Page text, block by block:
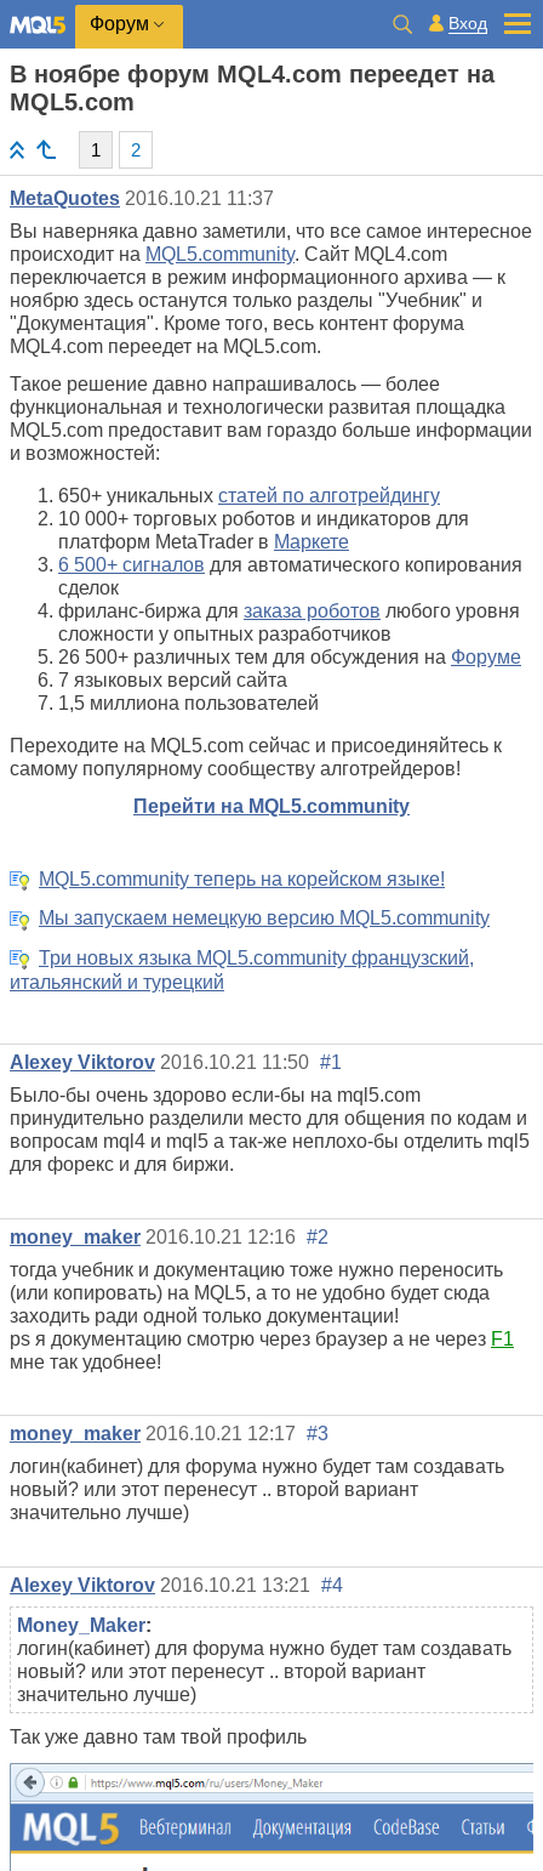
Форум Вход
В ноябре форум MQL4.com переедет на
MQL5.com
1 2
MetaQuotes 2016.10.21 11:37
Вы наверняка давно заметили, что все самое интересное
происходит на MQL5.community. Сайт MQL4.com
переключается в режим информационного архива — к
ноябрю здесь останутся только разделы "Учебник" и
"Документация". Кроме того, весь контент форума
MQL4.com переедет на MQL5.com.
Такое решение давно напрашивалось — более
функциональная и технологически развитая площадка
MQL5.com предоставит вам гораздо больше информации
и возможностей:
650+ уникальных статей по алготрейдингу
10 000+ торговых роботов и индикаторов для
платформ MetaTrader в Маркете
6 500+ сигналов для автоматического копирования
сделок
фриланс-биржа для заказа роботов любого уровня
сложности у опытных разработчиков
26 500+ различных тем для обсуждения на Форуме
7 языковых версий сайта
1,5 миллиона пользователей
Переходите на MQL5.com сейчас и присоединяйтесь к
самому популярному сообществу алготрейдеров!
Перейти на MQL5.community
MQL5.community теперь на корейском языке!
Мы запускаем немецкую версию MQL5.community
Три новых языка MQL5.community французский,
итальянский и турецкий
Alexey Viktorov 2016.10.21 11:50 #1
Было-бы очень здорово если-бы на mql5.com
принудительно разделили место для общения по кодам и
вопросам mql4 и mql5 а так-же неплохо-бы отделить mql5
для форекс и для биржи.
money_maker 2016.10.21 12:16 #2
тогда учебник и документацию тоже нужно переносить
(или копировать) на MQL5, а то не удобно будет сюда
заходить ради одной только документации!
ps я документацию смотрю через браузер а не через F1
мне так удобнее!
money_maker 2016.10.21 12:17 #3
логин(кабинет) для форума нужно будет там создавать
новый? или этот перенесут .. второй вариант
значительно лучше)
Alexey Viktorov 2016.10.21 13:21 #4
Money_Maker:
логин(кабинет) для форума нужно будет там создавать
новый? или этот перенесут .. второй вариант
значительно лучше)
Так уже давно там твой профиль